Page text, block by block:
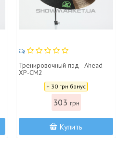
Тренировочный пэд - Ahead
XP-CM2
+ 30 грн бонус
303 грн
Купить